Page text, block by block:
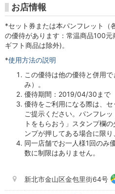
館
チ
ケ
ッ
ト
購
サ
ト
お店情報
*セット券または本パンフレット（
の優待があります：常温商品100元
ギフト商品は除外)。
*使用方法の説明
この優待は他の優待と併用
み）。
優待期間：2019/04/30まで
優待をご利用になる際は、
ご提示ください。パンフレ
トをもらおう」スタンプ欄
ンプが押してある場合に限り
同一店舗でお一人様1回のみ
数に制限はありません。
新北市金山区金包里街64号